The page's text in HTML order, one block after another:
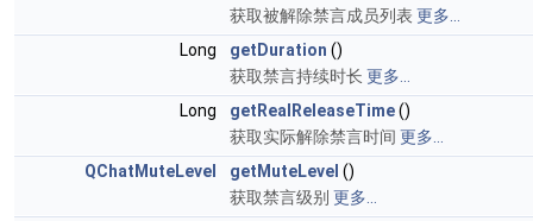
获取被解除禁言成员列表 更多...
Long
getDuration ()
获取禁言持续时长 更多...
Long
getRealReleaseTime()
获取实际解除禁言时间 更多...
QChatMuteLevel
getMuteLevel ()
获取禁言级别 更多...